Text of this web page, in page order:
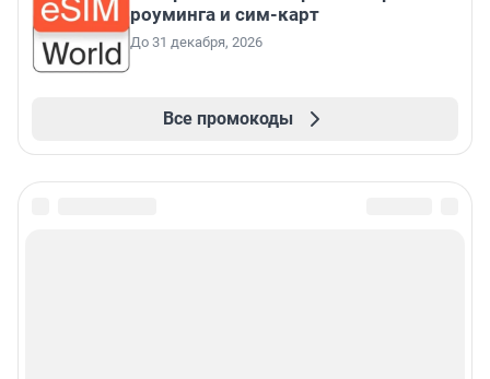
роуминга и сим-карт
До 31 декабря, 2026
Все промокоды